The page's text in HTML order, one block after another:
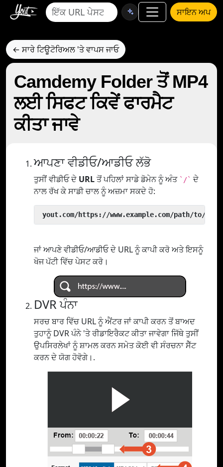
ਸਾਇਨ ਅਪ
← ਸਾਰੇ ਟਿਊਟੋਰਿਅਲ 'ਤੇ ਵਾਪਸ ਜਾਓ
Camdemy Folder ਤੋਂ MP4
ਲਈ ਸਿਫਟ ਕਿਵੇਂ ਫਾਰਮੈਟ
ਕੀਤਾ ਜਾਵੇ
ਆਪਣਾ ਵੀਡੀਓ/ਆਡੀਓ ਲੱਭੋ
ਤੁਸੀਂ ਵੀਡੀਓ ਦੇ URLਤੋਂ ਪਹਿਲਾਂ ਸਾਡੇ ਡੋਮੇਨ ਨੂੰ ਅੰਤ `/` ਦੇ
ਨਾਲ ਰੱਖ ਕੇ ਸਾਡੀ ਚਾਲ ਨੂੰ ਅਜ਼ਮਾ ਸਕਦੇ ਹੋ:
yout.com/https://www.example.com/path/to/
ਜਾਂ ਆਪਣੇ ਵੀਡੀਓ/ਆਡੀਓ ਦੇ URL ਨੂੰ ਕਾਪੀ ਕਰੋ ਅਤੇ ਇਸਨੂੰ
ਖੋਜ ਪੱਟੀ ਵਿੱਚ ਪੇਸਟ ਕਰੋ।
DVR ਪੰਨਾ
ਸਰਚ ਬਾਰ ਵਿੱਚ URL ਨੂੰ ਐਂਟਰ ਜਾਂ ਕਾਪੀ ਕਰਨ ਤੋਂ ਬਾਅਦ
ਤੁਹਾਨੂੰ DVR ਪੰਨੇ 'ਤੇ ਰੀਡਾਇਰੈਕਟ ਕੀਤਾ ਜਾਵੇਗਾ ਜਿੱਥੇ ਤੁਸੀਂ
ਉਪਸਿਰਲੇਖਾਂ ਨੂੰ ਸ਼ਾਮਲ ਕਰਨ ਸਮੇਤ ਕੋਈ ਵੀ ਸੰਰਚਨਾ ਸੈੱਟ
ਕਰਨ ਦੇ ਯੋਗ ਹੋਵੋਗੇ।.